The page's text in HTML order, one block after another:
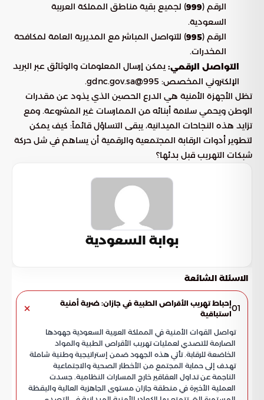
الرقم (999) لجميع بقية مناطق المملكة العربية
السعودية.
الرقم (995) للتواصل المباشر مع المديرية العامة لمكافحة
المخدرات.
التواصل الرقمي: يمكن إرسال المعلومات والوثائق عبر البريد
الإلكتروني المخصص: 995@gdnc.gov.sa.
تظل الأجهزة الأمنية هي الدرع الحصين الذي يذود عن مقدرات
الوطن ويحمي سلامة أبنائه من الممارسات غير المشروعة. ومع
تزايد هذه النجاحات الميدانية، يبقى التساؤل قائماً: كيف يمكن
لتطوير أدوات الرقابة المجتمعية والرقمية أن يساهم في شل حركة
شبكات التهريب قبل بدئها؟
بوابة السعودية
الاسئلة الشائعة
01إحباط تهريب الأقراص الطبية في جازان: ضربة أمنية
استباقية
تواصل القوات الأمنية في المملكة العربية السعودية جهودها
الصارمة للتصدي لعمليات تهريب الأقراص الطبية والمواد
الخاضعة للرقابة. تأتي هذه الجهود ضمن إستراتيجية وطنية شاملة
تهدف إلى حماية المجتمع من الأخطار الصحية والاجتماعية
الناجمة عن تداول العقاقير خارج المسارات النظامية. جسدت
العملية الأخيرة في منطقة جازان مستوى الجاهزية العالية واليقظة